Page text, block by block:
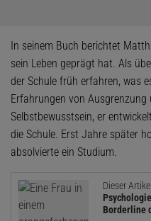
In seinem Buch berichtet
sein Leben geprägt hat. Als
der Schule früh erfahren, was
Erfahrungen von
Selbstbewusstsein, er
die Schule. Erst Jahre später
absolvierte ein Studium.
Dieser
Borderline